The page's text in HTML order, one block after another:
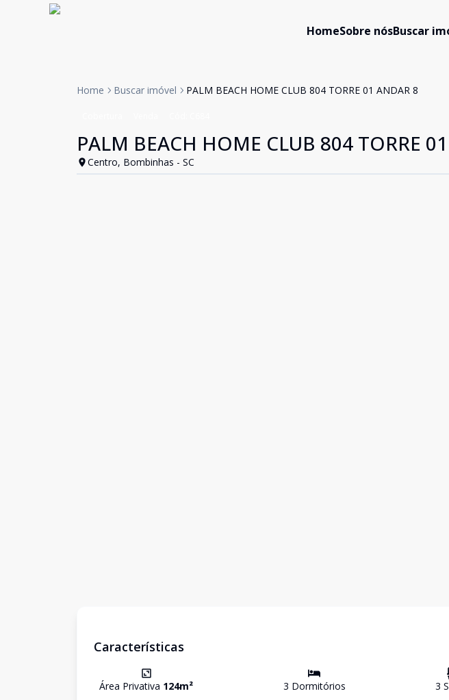
HomeSobre nósBuscar
Home Buscar imóvel PALM BEACH HOME CLUB 804 TORRE 01 ANDAR 8
PALM BEACH HOME CLUB 804 TORRE
Centro, Bombinhas - SC
Características
Área Privativa 124m² 3 Dormitórios 3